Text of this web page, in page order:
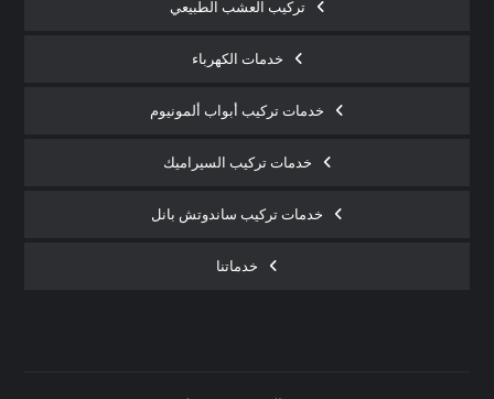
تركيب العشب الطبيعي
خدمات الكهرباء
خدمات تركيب أبواب ألمونيوم
خدمات تركيب السيراميك
خدمات تركيب ساندوتش بانل
خدماتنا